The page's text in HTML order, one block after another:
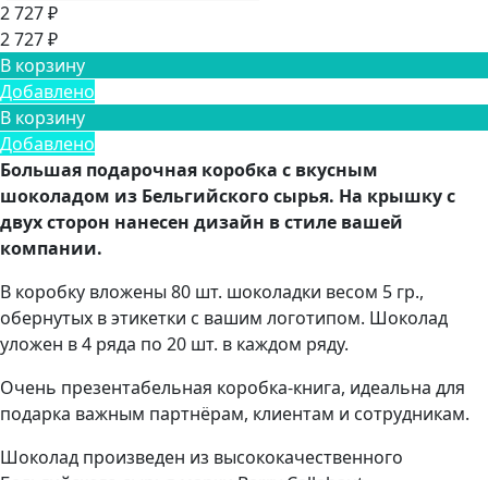
2 727 ₽
2 727 ₽
В корзину
Добавлено
В корзину
Добавлено
Большая подарочная коробка с вкусным
шоколадом из Бельгийского сырья. На крышку с
двух сторон нанесен дизайн в стиле вашей
компании.
В коробку вложены 80 шт. шоколадки весом 5 гр.,
обернутых в этикетки с вашим логотипом. Шоколад
уложен в 4 ряда по 20 шт. в каждом ряду.
Очень презентабельная коробка-книга, идеальна для
подарка важным партнёрам, клиентам и сотрудникам.
Шоколад произведен из высококачественного